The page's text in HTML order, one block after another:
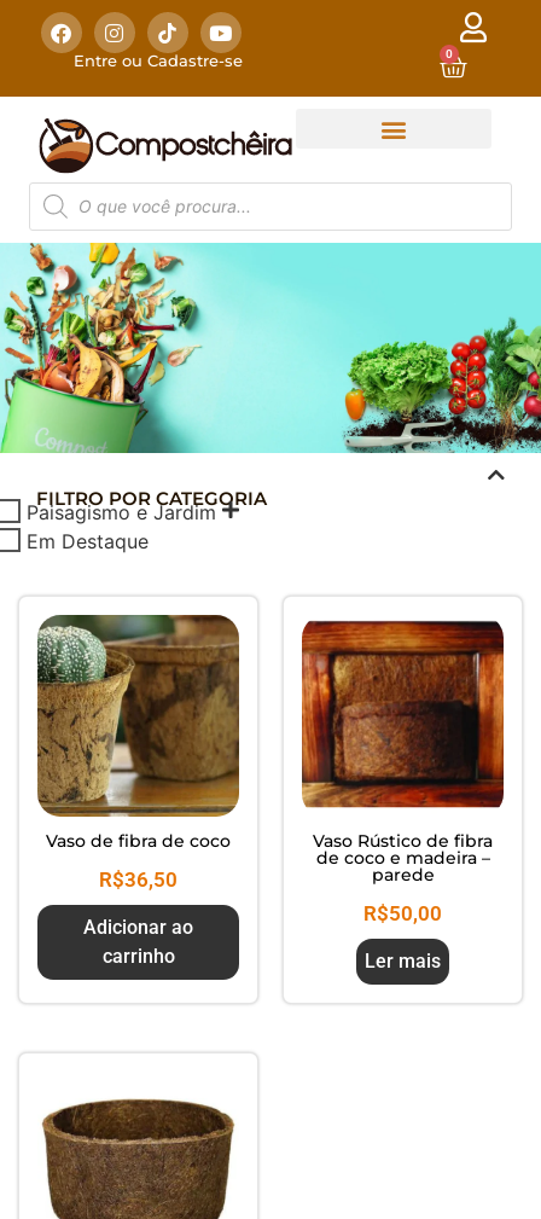
Entre ou Cadastre-se 0
COMPOSTAGEM
DOMÉSTICA
Composte seus Resíduos - Trate
FILTRO POR CATEGORIA
Paisagismo e Jardim
Em Destaque
Vaso de fibra de coco
R$36,50
Adicionar ao
carrinho
Vaso Rústico de fibra
de coco e madeira –
parede
R$50,00
Ler mais